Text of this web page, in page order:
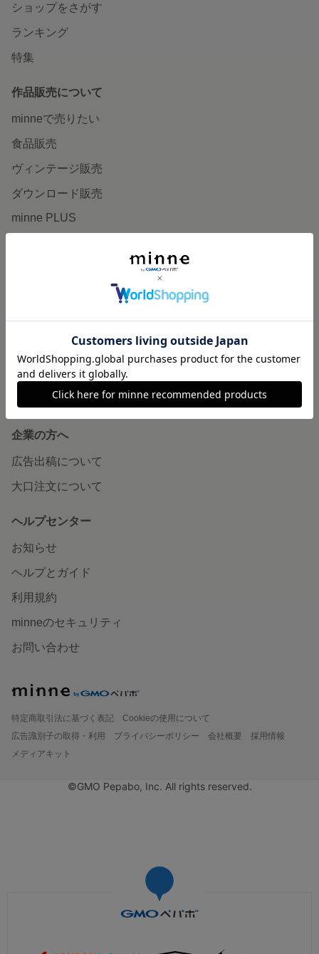
ショップをさがす
ランキング
特集
作品販売について
minneで売りたい
食品販売
ヴィンテージ販売
ダウンロード販売
minne PLUS
販売支援企画・イベント
minneとものづくりと
ニュース
minneの本
企業の方へ
広告出稿について
大口注文について
ヘルプセンター
お知らせ
ヘルプとガイド
利用規約
minneのセキュリティ
お問い合わせ
特定商取引法に基づく表記
Cookieの使用について
広告識別子の取得・利用
プライバシーポリシー 会社概要
採用情報
メディアキット
©GMO Pepabo, Inc. All rights reserved.